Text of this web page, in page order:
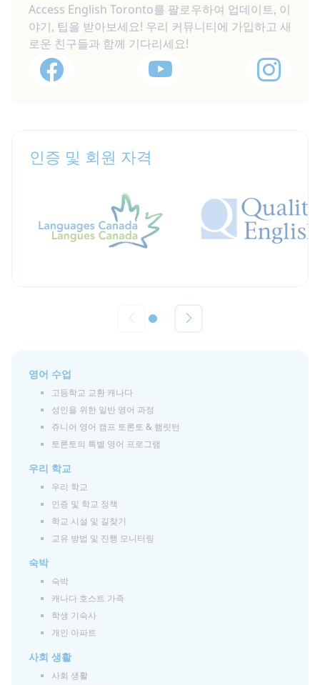
Access English Toronto를 팔로우하여 업데이트, 이
야기, 팁을 받아보세요! 우리 커뮤니티에 가입하고 새
로운 친구들과 함께 기다리세요!
인증 및 회원 자격
영어 수업
고등학교 교환 캐나다
성인을 위한 일반 영어 과정
쥬니어 영어 캠프 토론토 & 햄릿턴
토론토의 특별 영어 프로그램
우리 학교
우리 학교
인증 및 학교 정책
학교 시설 및 길찾기
교유 방법 및 진행 모니터링
숙박
숙박
캐나다 호스트 가족
학생 기숙사
개인 아파트
사회 생활
사회 생활